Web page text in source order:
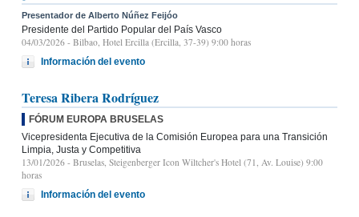
Presentador de Alberto Núñez Feijóo
Presidente del Partido Popular del País Vasco
04/03/2026 - Bilbao, Hotel Ercilla (Ercilla, 37-39) 9:00 horas
Información del evento
Teresa Ribera Rodríguez
FÓRUM EUROPA BRUSELAS
Vicepresidenta Ejecutiva de la Comisión Europea para una Transición
Limpia, Justa y Competitiva
13/01/2026 - Bruselas, Steigenberger Icon Wiltcher's Hotel (71, Av. Louise) 9:00
horas
Información del evento